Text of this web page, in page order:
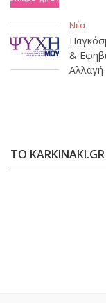
Νέα
&
Αλλαγή
ΤΟ